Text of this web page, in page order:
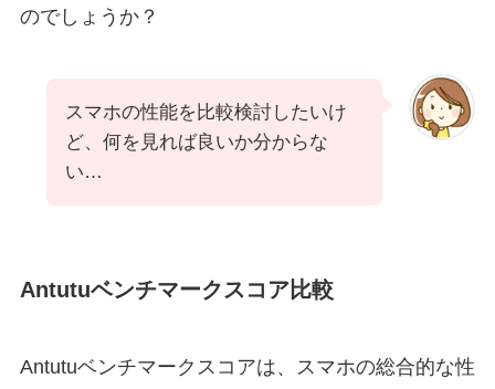
のでしょうか？
スマホの性能を比較検討したいけ
ど、何を見れば良いか分からな
い…
Antutuベンチマークスコア比較
Antutuベンチマークスコアは、スマホの総合的な性